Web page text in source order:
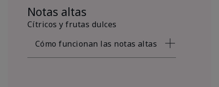
Notas altas
Cítricos y frutas dulces
Cómo funcionan las notas altas